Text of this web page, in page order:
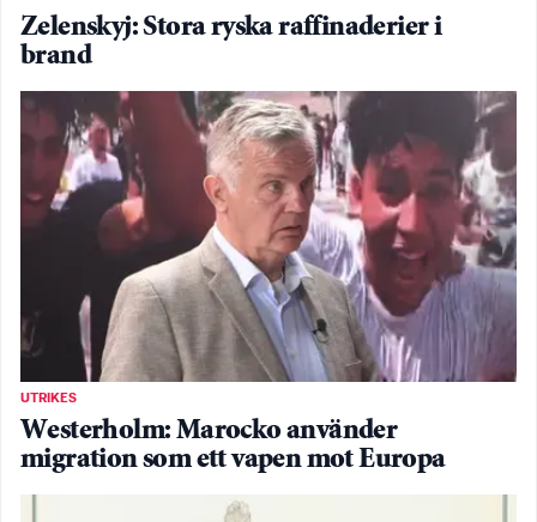
Zelenskyj: Stora ryska raffinaderier i
brand
UTRIKES
Westerholm: Marocko använder
migration som ett vapen mot Europa